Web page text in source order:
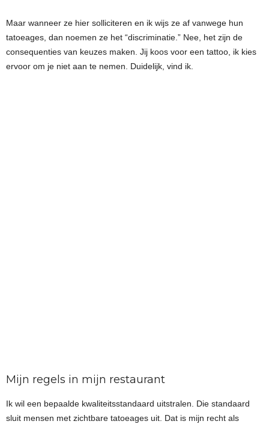
Maar wanneer ze hier solliciteren en ik wijs ze af vanwege hun
tatoeages, dan noemen ze het “discriminatie.” Nee, het zijn de
consequenties van keuzes maken. Jij koos voor een tattoo, ik kies
ervoor om je niet aan te nemen. Duidelijk, vind ik.
Mijn regels in mijn restaurant
Ik wil een bepaalde kwaliteitsstandaard uitstralen. Die standaard
sluit mensen met zichtbare tatoeages uit. Dat is mijn recht als